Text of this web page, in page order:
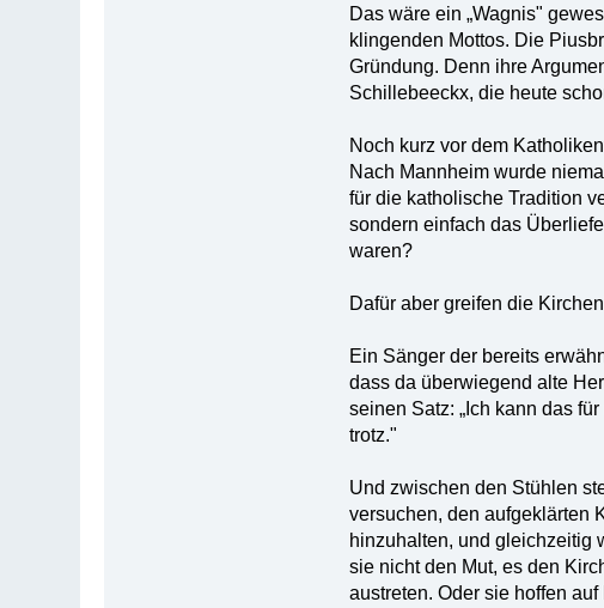
Das wäre ein „Wagnis"
klingenden Mottos. Die
Gründung. Denn ihre
Schillebeeckx, die heute
Noch kurz vor dem
Nach Mannheim wurde
für die katholische Tradition
sondern einfach das
waren?
Dafür aber greifen die
Ein Sänger der bereits
dass da überwiegend alte
seinen Satz: „Ich kann das
trotz."
Und zwischen den Stühlen
versuchen, den aufgeklärten
hinzuhalten, und gleichzeitig
sie nicht den Mut, es den
austreten. Oder sie hoffen